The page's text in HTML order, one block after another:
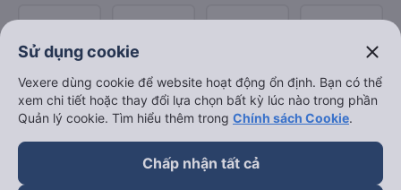
Sử dụng cookie close
Vexere dùng cookie để website hoạt động ổn định. Bạn có thể
xem chi tiết hoặc thay đổi lựa chọn bất kỳ lúc nào trong phần
Quản lý cookie. Tìm hiểu thêm trong Chính sách Cookie.
Chấp nhận tất cả